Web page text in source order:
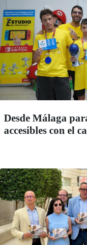
Desde Málaga
accesibles con el